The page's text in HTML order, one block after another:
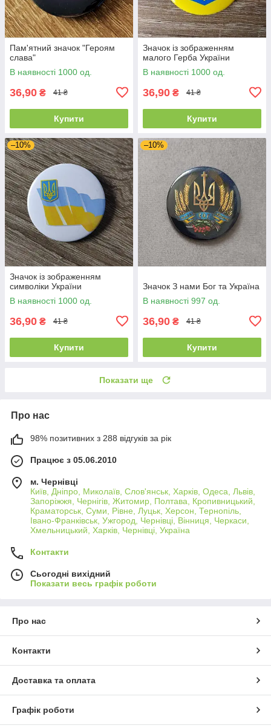
Пам'ятний значок "Героям
слава"
В наявності 1000 од.
36,90 ₴ 41 ₴
Купити
Значок із зображенням
малого Герба України
В наявності 1000 од.
36,90 ₴ 41 ₴
Купити
–10%
Значок із зображенням
символіки України
В наявності 1000 од.
36,90 ₴ 41 ₴
Купити
–10%
Значок З нами Бог та Україна
В наявності 997 од.
36,90 ₴ 41 ₴
Купити
Показати ще
Про нас
98% позитивних з 288 відгуків за рік
Працює з 05.06.2010
м. Чернівці
Київ, Дніпро, Миколаїв, Слов'янськ, Харків, Одеса, Львів,
Запоріжжя, Чернігів, Житомир, Полтава, Кропивницький,
Краматорськ, Суми, Рівне, Луцьк, Херсон, Тернопіль,
Івано-Франківськ, Ужгород, Чернівці, Вінниця, Черкаси,
Хмельницький, Харків, Чернівці, Україна
Контакти
Сьогодні вихідний
Показати весь графік роботи
Про нас
Контакти
Доставка та оплата
Графік роботи